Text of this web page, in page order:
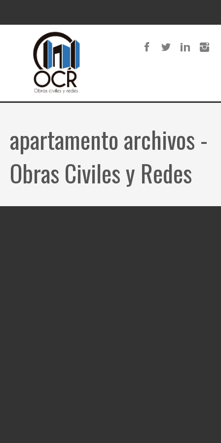
apartamento archivos -
Obras Civiles y Redes